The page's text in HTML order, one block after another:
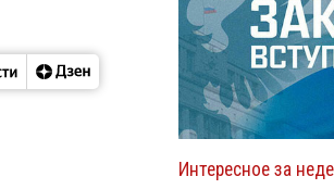
Интересное за